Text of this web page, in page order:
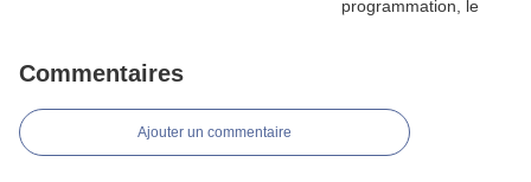
Commentaires
Ajouter un commentaire